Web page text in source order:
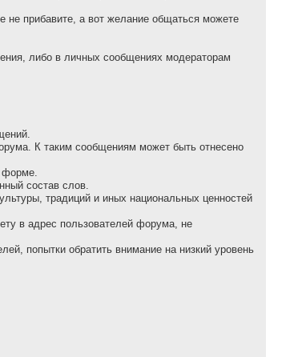
не прибавите, а вот желание общаться можете
либо в личных сообщениях модераторам
К таким сообщениям может быть отнесено
форме.
состав слов.
традиций и иных национальных ценностей
в адрес пользователей форума, не
попытки обратить внимание на низкий уровень